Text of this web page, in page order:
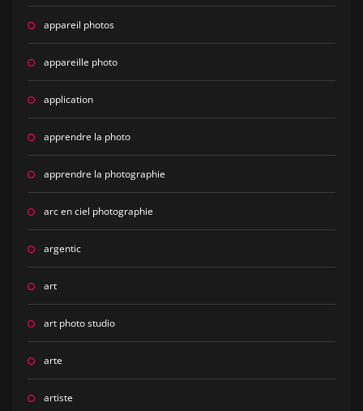
appareil photos
appareille photo
application
apprendre la photo
apprendre la photographie
arc en ciel photographie
argentic
art
art photo studio
arte
artiste